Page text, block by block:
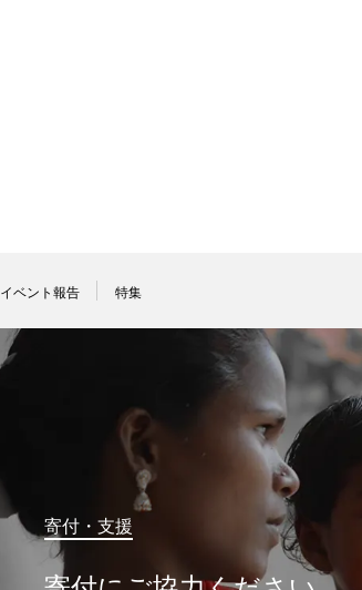
イベント報告 特集
寄付・支援